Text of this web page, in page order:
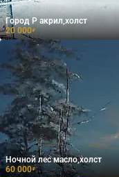
Город Р акрил,холст
20 000₽
Ночной лес масло,холст
60 000₽